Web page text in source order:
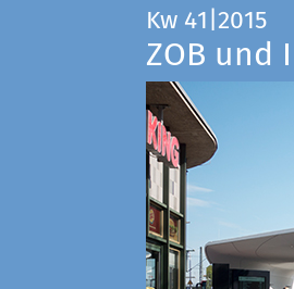
Kw 41|2015
ZOB und